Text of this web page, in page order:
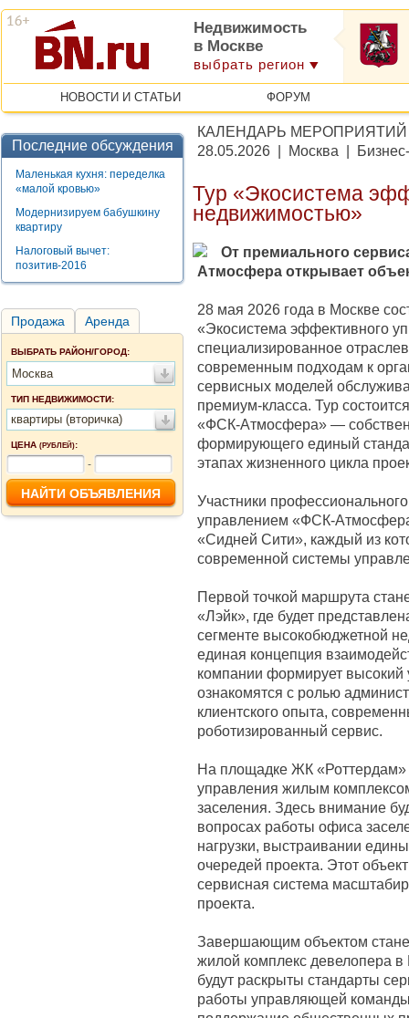
Недвижимость
в Москве
выбрать регион
НОВОСТИ И СТАТЬИ ФОРУМ
Последние обсуждения
Маленькая кухня: переделка
«малой кровью»
Модернизируем бабушкину
квартиру
Налоговый вычет:
позитив-2016
Продажа Аренда
ВЫБРАТЬ РАЙОН/ГОРОД:
Москва
ТИП НЕДВИЖИМОСТИ:
квартиры (вторичка)
ЦЕНА (РУБЛЕЙ):
-
КАЛЕНДАРЬ МЕРОПРИЯТИЙ
28.05.2026 | Москва |
Тур «Экосистема
недвижимостью»
От премиального
Атмосфера открывает
28 мая 2026 года в Москве
«Экосистема эффективного
специализированное
современным подходам к
сервисных моделей
премиум-класса. Тур
«ФСК-Атмосфера» —
формирующего единый
этапах жизненного цикла
Участники
управлением «ФСК-
«Сидней Сити», каждый из
современной системы
Первой точкой маршрута
«Лэйк», где будет
сегменте высокобюджетной
единая концепция
компании формирует высокий
ознакомятся с ролью
клиентского опыта,
роботизированный сервис.
На площадке ЖК «Роттердам»
управления жилым
заселения. Здесь внимание
вопросах работы офиса
нагрузки, выстраивании
очередей проекта. Этот
сервисная система
проекта.
Завершающим объектом
жилой комплекс девелопера
будут раскрыты стандарты
работы управляющей